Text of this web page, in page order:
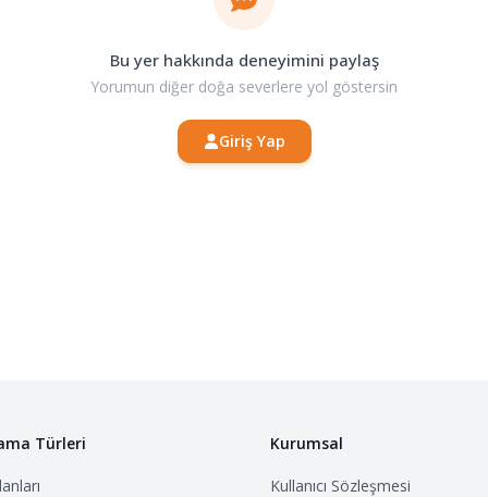
Bu yer hakkında deneyimini paylaş
Yorumun diğer doğa severlere yol göstersin
Giriş Yap
Türleri Kurumsal
Kullanıcı Sözleşmesi